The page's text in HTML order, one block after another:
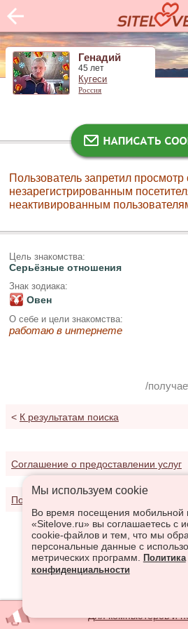
Генадий
45 лет
Кугеси
Россия
Пользователь запретил
незарегистрированным
неактивированным
Цель знакомства:
Серьёзные отношения
Знак зодиака:
Овен
О себе и цели знакомства:
работаю в интернете
/
< К результатам поиска
Соглашение о предоставлении услуг
Политика конфиденциальности
Мы используем сookie
Во время посещения мобильной
«Sitelove.ru» вы соглашаетесь с
cookie-файлов и тем, что мы
персональные данные с
метрических программ.
Политика
конфиденциальности
Для компьютеров и